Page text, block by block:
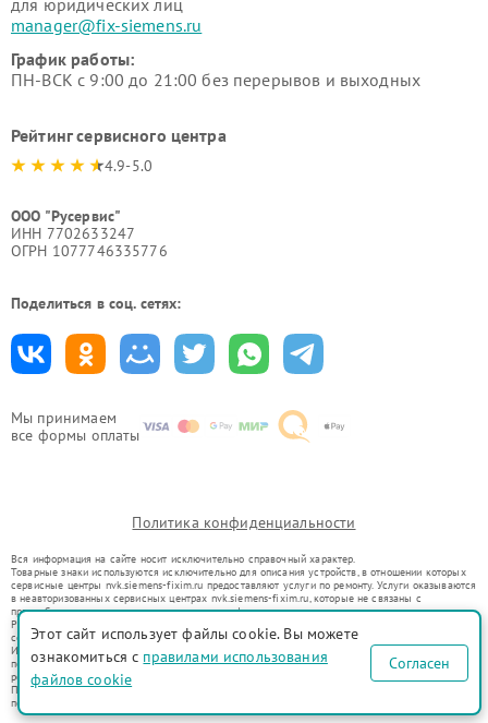
Мы принимаем
все формы оплаты
manager@fix-siemens.ru
График работы:
ПН-ВСК с 9:00 до 21:00 без перерывов и выходных
Рейтинг сервисного центра
4.9-5.0
ООО "Русервис"
ИНН 7702633247
ОГРН 1077746335776
Поделиться в соц. сетях:
Политика конфиденциальности
Вся информация на сайте носит исключительно справочный характер.
Товарные знаки используются исключительно для описания устройств, в отношении которых
сервисные центры nvk.siemens-fixim.ru предоставляют услуги по ремонту. Услуги оказываются
в неавторизованных сервисных центрах nvk.siemens-fixim.ru, которые не связаны с
правообладателями товарных знаков или их официальными представителями.
Ремонт осуществляется для устройств, уже введенных в гражданский оборот в соответствии
со статьей 1487 ГК РФ.
Использование товарных знаков не преследует цели индивидуализации услуг или введения
потребителей в заблуждение, а служит для информирования о предоставляемых услугах по
ремонту техники указанных брендов.
Представленная на сайте информация не является публичной офертой, определяемой
положениями Статьи 437(2) Гражданского кодекса РФ
Этот сайт использует файлы cookie. Вы можете
ознакомиться с правилами использования
файлов cookie
Согласен